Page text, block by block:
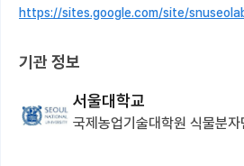
https://sites.google.com/site/
기관 정보
서울대학교
국제농업기술대학원 식물분자